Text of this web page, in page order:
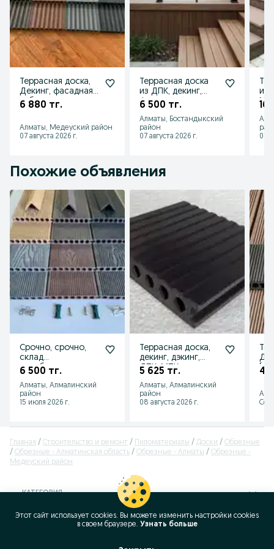
Террасная доска,
Декинг, фасадная,
заборная, для
6 880 тг.
Алматы, Медеуский район
07 августа 2026 г.
Террасная доска
из ДПК, декинг,
фасадная доска,
6 500 тг.
Алматы, Бостандыкский
район
07 августа 2026 г.
из
16
07
Похожие объявления
Срочно, срочно,
склад
освобождаем, по
террасные доски
6 500 тг.
Алматы, Алмалинский
район
15 июля 2026 г.
Террасная доска,
декинг, дэкинг,
ДПК, МПК,
5 625 тг.
Алматы, Алмалинский
район
08 августа 2026 г.
4
Главная Строительство и ремонт Пиломатериалы Доски
Обрезные
Обрезные - Алматинская область
Обрезные - Алматы
Обрезные -
Медеуский район
КАТЕГОРИЯ
Этот сайт использует cookies. Вы можете изменить настройки cookies
в своeм браузере. Узнать больше